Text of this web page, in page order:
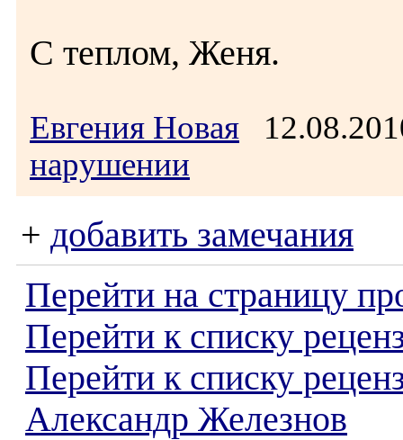
С теплом, Женя.
Евгения Новая
нарушении
+ добавить замечания
Перейти на страницу
Перейти к списку
Перейти к списку
Александр Железнов